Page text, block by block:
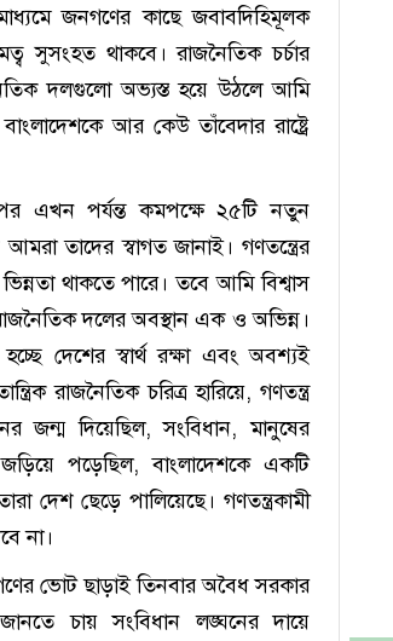
জনগণের কাছে জবাবদিহিমূলক
সুসংহত থাকবে। রাজনৈতিক চর্চার
দলগুলো অভ্যস্ত হয়ে উঠলে আমি
আর কেউ তাঁবেদার রাষ্ট্রে
এখন পর্যন্ত কমপক্ষে ২৫টি নতুন
তাদের স্বাগত জানাই। গণতন্ত্রের
থাকতে পারে। তবে আমি বিশ্বাস
রাজনৈতিক দলের অবস্থান এক ও অভিন্ন।
দেশের স্বার্থ রক্ষা এবং অবশ্যই
রাজনৈতিক চরিত্র হারিয়ে, গণতন্ত্র
জন্ম দিয়েছিল, সংবিধান, মানুষের
পড়েছিল, বাংলাদেশকে একটি
দেশ ছেড়ে পালিয়েছে। গণতন্ত্রকামী
না।
ভোট ছাড়াই তিনবার অবৈধ সরকার
চায় সংবিধান লঙ্ঘনের দায়ে